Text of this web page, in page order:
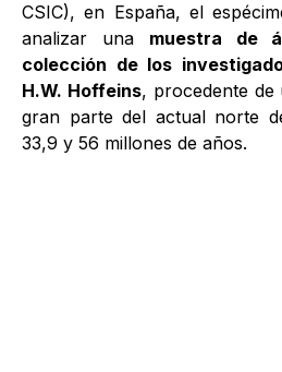
CSIC), en España, el
analizar una muestra de
colección de los
H.W. Hoffeins, procedente de
gran parte del actual norte
33,9 y 56 millones de años.